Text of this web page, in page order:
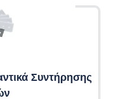
Συντήρησης